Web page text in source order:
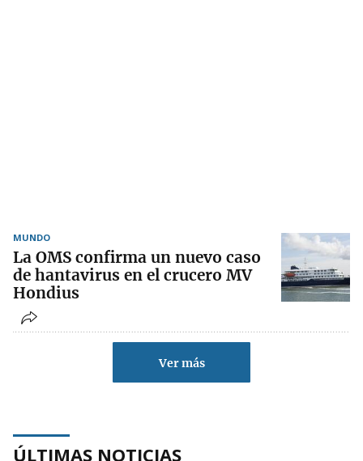
MUNDO
La OMS confirma un nuevo caso
de hantavirus en el crucero MV
Hondius
Ver más
ÚLTIMAS NOTICIAS